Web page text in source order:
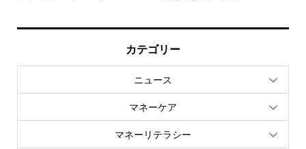
カテゴリー
ニュース
マネーケア
マネーリテラシー